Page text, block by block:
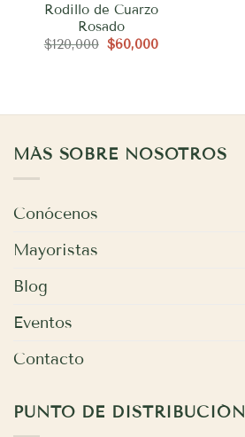
Rodillo de Cuarzo
Rosado
$120,000 El
$60,000El
MÁS SOBRE NOSOTROS
Conócenos
Mayoristas
Blog
Eventos
Contacto
PUNTO DE DISTRIBUCIÓN